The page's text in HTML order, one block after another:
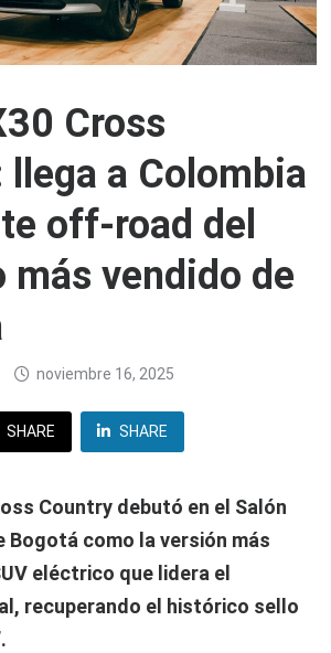
Cross
llega a Colombia
off-road del
vendido de
noviembre 16, 2025
SHARE SHARE
Country debutó en el Salón
Bogotá como la versión más
eléctrico que lidera el
recuperando el histórico sello